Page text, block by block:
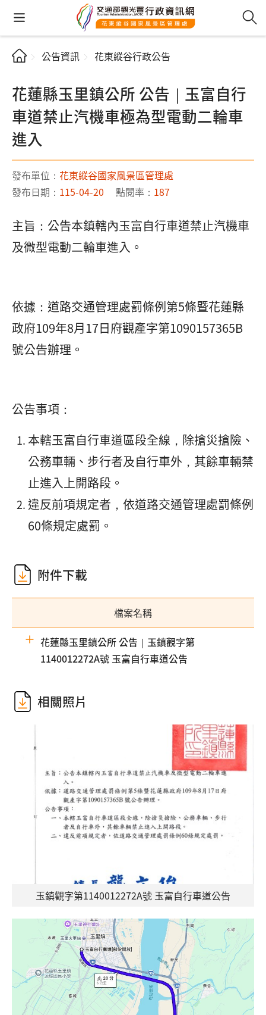
公告資訊 花東縱谷行政公告
花蓮縣玉里鎮公所 公告｜玉富自行
車道禁止汽機車極為型電動二輪車
進入
發布單位： 花東縱谷國家風景區管理處
發布日期： 115-04-20 點閱率： 187
主旨：公告本鎮轄內玉富自行車道禁止汽機車
及微型電動二輪車進入。
依據：道路交通管理處罰條例第5條暨花蓮縣
政府109年8月17日府觀產字第1090157365B
號公告辦理。
公告事項：
本轄玉富自行車道區段全線，除搶災搶險、
公務車輛、步行者及自行車外，其餘車輛禁
止進入上開路段。
違反前項規定者，依道路交通管理處罰條例
60條規定處罰。
附件下載
檔案名稱
花蓮縣玉里鎮公所 公告｜玉鎮觀字第
1140012272A號 玉富自行車道公告
相關照片
玉鎮觀字第1140012272A號 玉富自行車道公告